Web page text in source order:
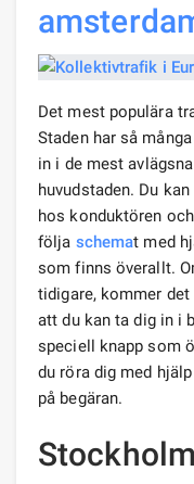
Det mest populära
Staden har så
in i de mest
huvudstaden. Du
hos konduktören
följa schemat med
som finns överallt.
tidigare, kommer
att du kan ta dig in i
speciell knapp som
du röra dig med
på begäran.
Stockholm